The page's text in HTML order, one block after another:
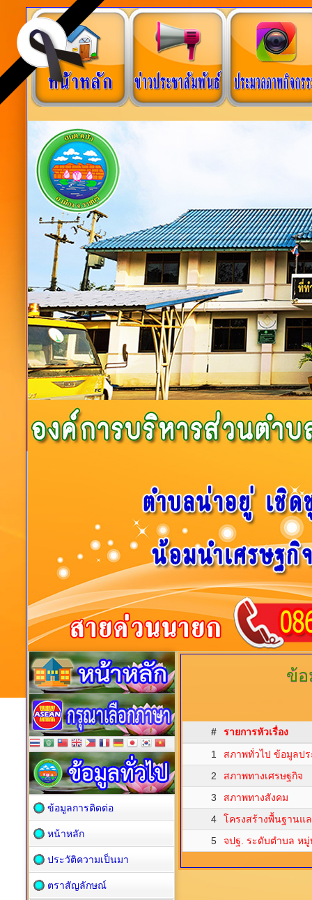
ข้
#
รายการหัวเรื่อง
1
สภาพทั่วไป ข้อมูลป
2
สภาพทางเศรษฐกิจ
3
สภาพทางสังคม
4
โครงสร้างพื้นฐานแ
5
จปฐ. ระดับตำบล ห
ข้อมูลการติดต่อ
หน้าหลัก
ประวัติความเป็นมา
ตราสัญลักษณ์